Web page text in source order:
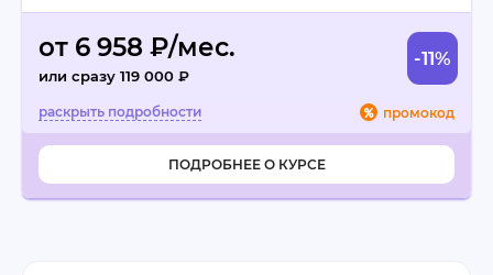
от 6 958 ₽/мес.
или сразу 119 000 ₽
-11%
промокод
ПОДРОБНЕЕ О КУРСЕ